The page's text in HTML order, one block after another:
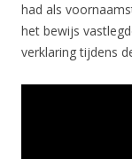
had als
het bewijs
verklaring tijdens